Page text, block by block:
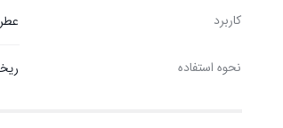
کاربرد
نحوه استفاده